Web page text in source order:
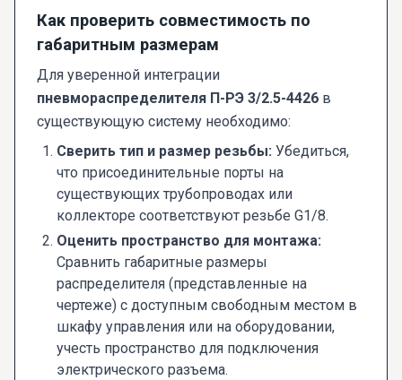
Как проверить совместимость по
габаритным размерам
Для уверенной интеграции
пневмораспределителя П-РЭ 3/2.5-4426 в
существующую систему необходимо:
Сверить тип и размер резьбы: Убедиться,
что присоединительные порты на
существующих трубопроводах или
коллекторе соответствуют резьбе G1/8.
Оценить пространство для монтажа:
Сравнить габаритные размеры
распределителя (представленные на
чертеже) с доступным свободным местом в
шкафу управления или на оборудовании,
учесть пространство для подключения
электрического разъема.